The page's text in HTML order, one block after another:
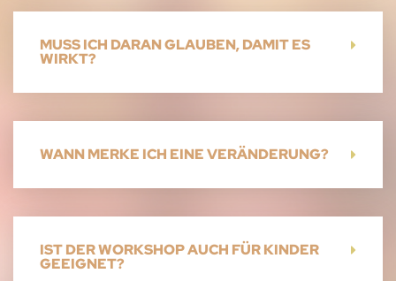
MUSS ICH DARAN GLAUBEN, DAMIT ES
WIRKT?
WANN MERKE ICH EINE VERÄNDERUNG?
IST DER WORKSHOP AUCH FÜR KINDER
GEEIGNET?